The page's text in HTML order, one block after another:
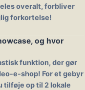
overalt, forbliver
forkortelse!
og hvor
funktion, der gør
e-shop! For et gebyr
tilføje op til 2 lokale